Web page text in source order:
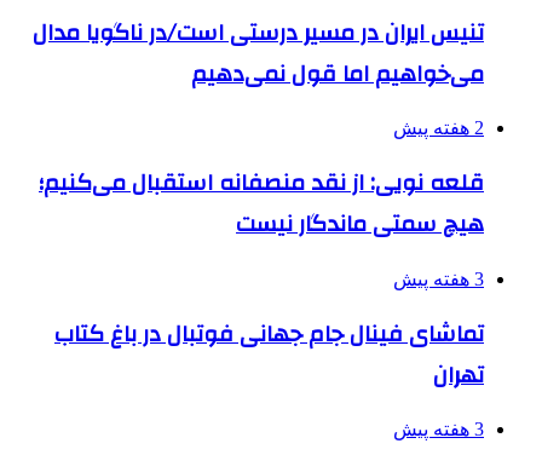
تنیس ایران در مسیر درستی است/در ناگویا مدال
می‌خواهیم اما قول نمی‌دهیم
2 هفته پیش
قلعه نویی: از نقد منصفانه استقبال می‌کنیم؛
هیچ سمتی ماندگار نیست
3 هفته پیش
تماشای فینال جام جهانی فوتبال در باغ کتاب
تهران
3 هفته پیش